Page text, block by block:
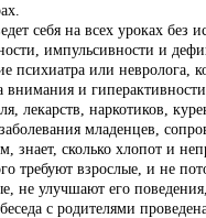
себя на всех уроках
импульсивности и
психиатра или невролога,
и
лекарств, наркотиков,
младенцев,
сколько хлопот и
требуют взрослые, и не
не улучшают его
с родителями